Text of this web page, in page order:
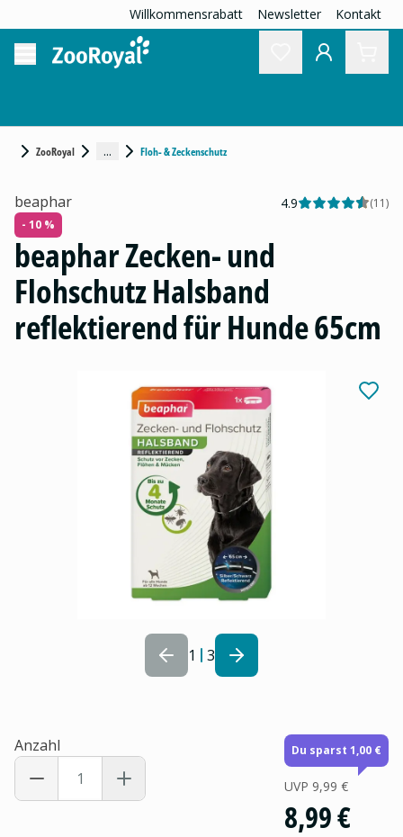
Willkommensrabatt Newsletter Kontakt
ZooRoyal ... Floh- & Zeckenschutz
1 3
beaphar 4.9 (11)
- 10 %
beaphar Zecken- und
Flohschutz Halsband
reflektierend für Hunde 65cm
Anzahl Du sparst 1,00 €
UVP 9,99 €
8,99 €